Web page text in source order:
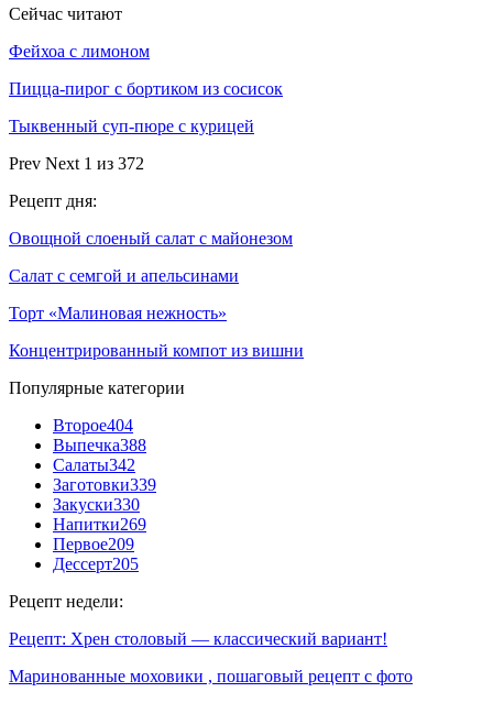
Сейчас читают
Фейхоа с лимоном
Пицца-пирог с бортиком из сосисок
Тыквенный суп-пюре с курицей
Prev Next 1 из 372
Рецепт дня:
Овощной слоеный салат с майонезом
Салат с семгой и апельсинами
Торт «Малиновая нежность»
Концентрированный компот из вишни
Популярные категории
Второе404
Выпечка388
Салаты342
Заготовки339
Закуски330
Напитки269
Первое209
Дессерт205
Рецепт недели:
Рецепт: Хрен столовый — классический вариант!
Маринованные моховики , пошаговый рецепт с фото